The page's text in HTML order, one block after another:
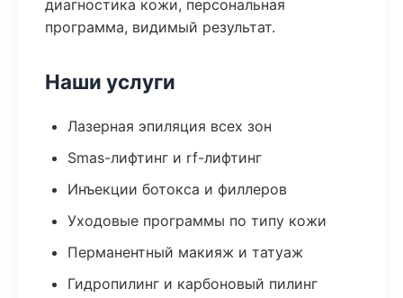
диагностика кожи, персональная
программа, видимый результат.
Наши услуги
Лазерная эпиляция всех зон
Smas-лифтинг и rf-лифтинг
Инъекции ботокса и филлеров
Уходовые программы по типу кожи
Перманентный макияж и татуаж
Гидропилинг и карбоновый пилинг